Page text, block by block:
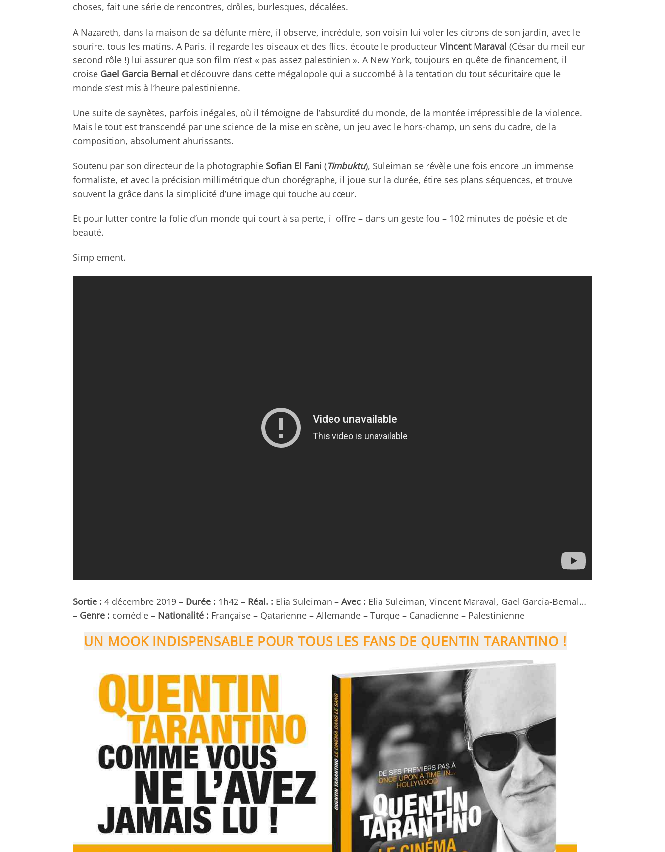
choses, fait une série de rencontres, drôles, burlesques, décalées.
A Nazareth, dans la maison de sa défunte mère, il observe, incrédule, son voisin lui voler les citrons de son jardin, avec le
sourire, tous les matins. A Paris, il regarde les oiseaux et des flics, écoute le producteur Vincent Maraval (César du meilleur
second rôle !) lui assurer que son film n’est « pas assez palestinien ». A New York, toujours en quête de financement, il
croise Gael Garcia Bernal et découvre dans cette mégalopole qui a succombé à la tentation du tout sécuritaire que le
monde s’est mis à l’heure palestinienne.
Une suite de saynètes, parfois inégales, où il témoigne de l’absurdité du monde, de la montée irrépressible de la violence.
Mais le tout est transcendé par une science de la mise en scène, un jeu avec le hors-champ, un sens du cadre, de la
composition, absolument ahurissants.
Soutenu par son directeur de la photographie Sofian El Fani (Timbuktu), Suleiman se révèle une fois encore un immense
formaliste, et avec la précision millimétrique d’un chorégraphe, il joue sur la durée, étire ses plans séquences, et trouve
souvent la grâce dans la simplicité d’une image qui touche au cœur.
Et pour lutter contre la folie d’un monde qui court à sa perte, il offre – dans un geste fou – 102 minutes de poésie et de
beauté.
Simplement.
Sortie : 4 décembre 2019 – Durée : 1h42 – Réal. : Elia Suleiman – Avec : Elia Suleiman, Vincent Maraval, Gael Garcia-Bernal…
– Genre : comédie – Nationalité : Française – Qatarienne – Allemande – Turque – Canadienne – Palestinienne
UN MOOK INDISPENSABLE POUR TOUS LES FANS DE QUENTIN TARANTINO !